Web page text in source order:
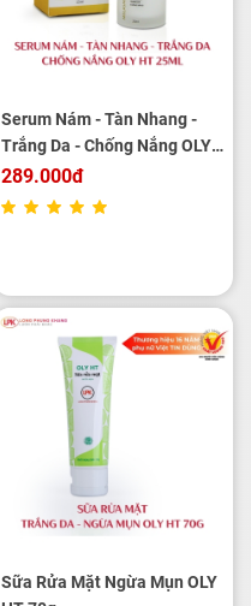
Serum Nám - Tàn Nhang -
Trắng Da - Chống Nắng OLY
HT 25ml
289.000đ
Sữa Rửa Mặt Ngừa Mụn OLY